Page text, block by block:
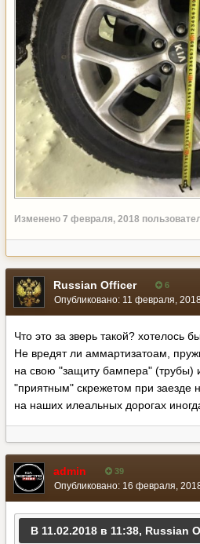
Изменено 7 февраля, 2018
Russian Officer 6
Опубликовано: 11 февраля,
Что это за зверь такой? хотелось
Не вредят ли аммартизатоам,
на свою "защиту бампера" (трубы)
"приятным" скрежетом при заезде
на наших илеальных дорогах
admin 39
Опубликовано: 16 февраля,
В 11.02.2018 в 11:38, Russian